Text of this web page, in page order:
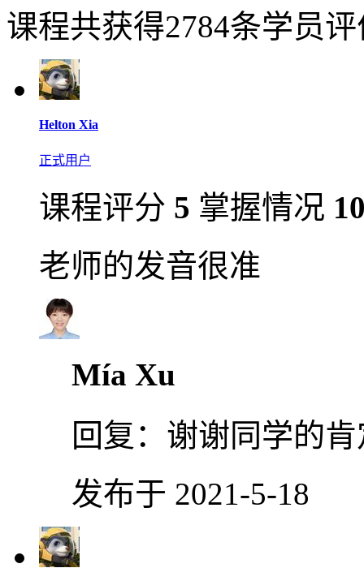
课程共获得2784条学员
Helton Xia
正式用户
课程评分 5 掌握情况
老师的发音很准
Mía Xu
回复： 谢谢同学的
发布于 2021-5-18